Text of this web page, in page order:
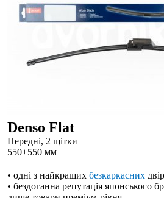
Denso Flat
Передні, 2 щітки
550+550 мм
• одні з найкращих безкаркасних
• бездоганна репутація японського